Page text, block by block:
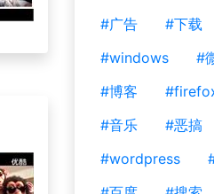
#广告
#下载
#windows
#
#博客
#音乐
#恶搞
#wordpress